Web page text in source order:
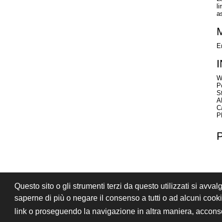
Questo sito o gli strumenti terzi da questo utilizzati si
saperne di più o negare il consenso a tutti o ad alcuni
link o proseguendo la navigazione in altra maniera,
PRIVACY CONDIZIONI DI VENDITA
© 2026 Stefano Saccani S.r.l. - Tutti i diritti